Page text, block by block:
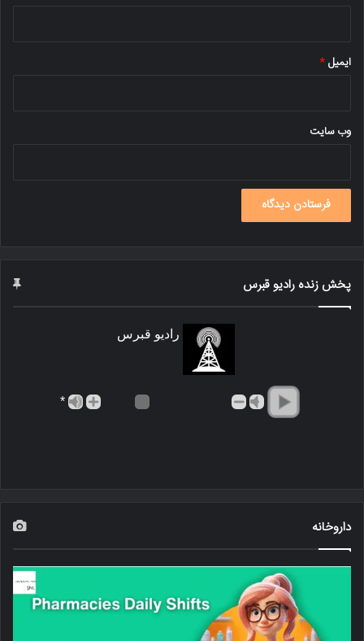
ایمیل*
وب‌ سایت
پخش زنده رادیو قبرس
رادیو قبرس
*
داروخانه